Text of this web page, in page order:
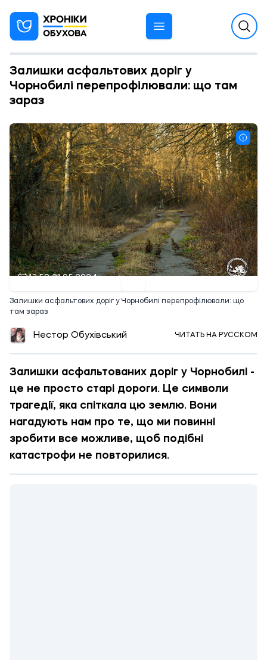
Залишки асфальтових доріг у
Чорнобилі перепрофілювали: що там
зараз
13:50 21.05.2024
Залишки асфальтових доріг у Чорнобилі перепрофілювали: що
там зараз
Нестор Обухівський ЧИТАТЬ НА РУССКОМ
Залишки асфальтованих доріг у Чорнобилі -
це не просто старі дороги. Це символи
трагедії, яка спіткала цю землю. Вони
нагадують нам про те, що ми повинні
зробити все можливе, щоб подібні
катастрофи не повторилися.